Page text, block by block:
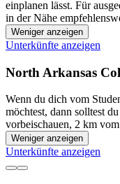
einplanen lässt. Für
in der Nähe
Weniger anzeigen
Unterkünfte anzeigen
North Arkansas
Wenn du dich vom
möchtest, dann solltest
vorbeischauen, 2 km
Weniger anzeigen
Unterkünfte anzeigen